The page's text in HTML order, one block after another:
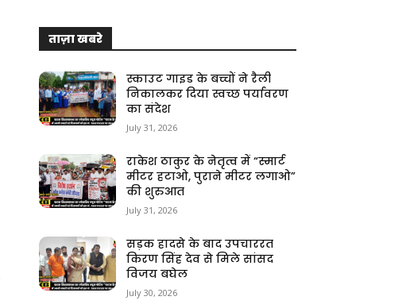
ताज़ा खबरे
स्काउट गाइड के बच्चों ने रैली
निकालकर दिया स्वच्छ पर्यावरण
का संदेश
July 31, 2026
राकेश ठाकुर के नेतृत्व में “स्मार्ट
मीटर हटाओ, पुराने मीटर लगाओ”
की शुरुआत
July 31, 2026
सड़क हादसे के बाद उपचाररत
किरण सिंह देव से मिले सांसद
विजय बघेल
July 30, 2026